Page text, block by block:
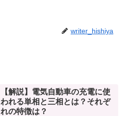
writer_hishiya
【解説】電気自動車の充電に使
われる単相と三相とは？それぞ
れの特徴は？